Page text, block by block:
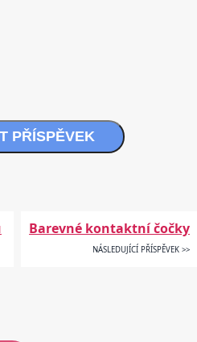
PŘÍSPĚVEK
Barevné kontaktní čočky
NÁSLEDUJÍCÍ PŘÍSPĚVEK >>